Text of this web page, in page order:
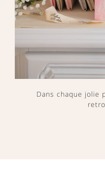
Dans chaque jolie